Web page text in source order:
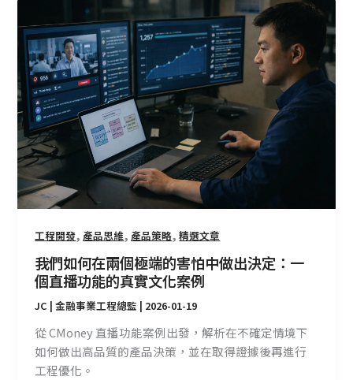
工程開發, 產品思維, 產品策略,精選文章
我們如何在兩個極端的害怕中做出決定：一
個直播功能的真實文化案例
JC | 金融事業工程總監 | 2026-01-19
從 CMoney 直播功能案例出發，解析在不確定情境下
如何做出高品質的產品決策，並在取得證據後再進行
工程優化。
們
如
何
在
兩
個
極
端
的
害
怕
中
出
決
定：
一
個
直